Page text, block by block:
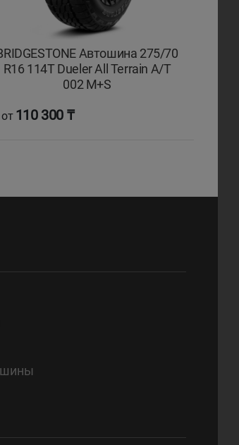
Автошина 275/70
R16 114T Dueler All Terrain A/T
002 M+S
от 110 300 ₸